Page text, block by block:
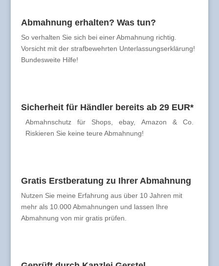
Abmahnung erhalten? Was tun?
So verhalten Sie sich bei einer Abmahnung richtig.
Vorsicht mit der strafbewehrten Unterlassungserklärung!
Bundesweite Hilfe!
Sicherheit für Händler bereits ab 29 EUR*
Abmahnschutz für Shops, ebay, Amazon & Co.
Riskieren Sie keine teure Abmahnung!
Gratis Erstberatung zu Ihrer Abmahnung
Nutzen Sie meine Erfahrung aus über 10 Jahren mit
mehr als 10.000 Abmahnungen und lassen Ihre
Abmahnung von mir gratis prüfen.